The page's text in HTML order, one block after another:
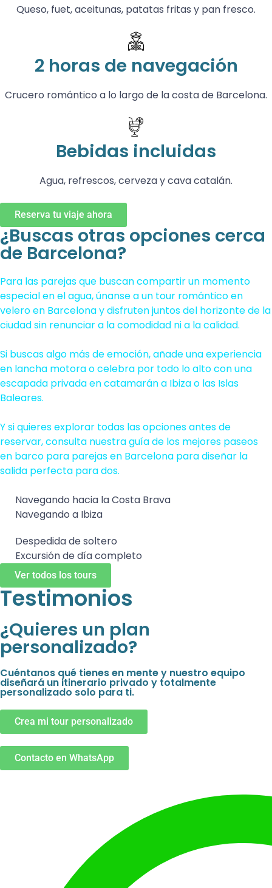
Queso, fuet, aceitunas, patatas fritas y pan fresco.
2 horas de navegación
Crucero romántico a lo largo de la costa de Barcelona.
Bebidas incluidas
Agua, refrescos, cerveza y cava catalán.
Reserva tu viaje ahora
¿Buscas otras opciones cerca
de Barcelona?
Para las parejas que buscan compartir un momento
especial en el agua, únanse a un tour romántico en
velero en Barcelona y disfruten juntos del horizonte de la
ciudad sin renunciar a la comodidad ni a la calidad.
Si buscas algo más de emoción, añade una experiencia
en lancha motora o celebra por todo lo alto con una
escapada privada en catamarán a Ibiza o las Islas
Baleares.
Y si quieres explorar todas las opciones antes de
reservar, consulta nuestra guía de los mejores paseos
en barco para parejas en Barcelona para diseñar la
salida perfecta para dos.
Navegando hacia la Costa Brava
Navegando a Ibiza
Despedida de soltero
Excursión de día completo
Ver todos los tours
Testimonios
¿Quieres un plan
personalizado?
Cuéntanos qué tienes en mente y nuestro equipo
diseñará un itinerario privado y totalmente
personalizado solo para ti.
Crea mi tour personalizado
Contacto en WhatsApp